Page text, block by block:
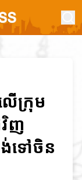
ើក្រុម
ញ
ទៅចិន